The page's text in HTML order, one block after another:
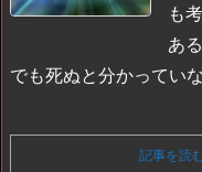
も
あ
でも死ぬと分かってい
記事を読